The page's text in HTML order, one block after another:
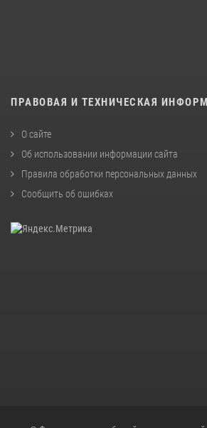
ПРАВОВАЯ И ТЕХНИЧЕСКАЯ
О сайте
Об использовании информации сайта
Правила обработки персональных данных
Сообщить об ошибках